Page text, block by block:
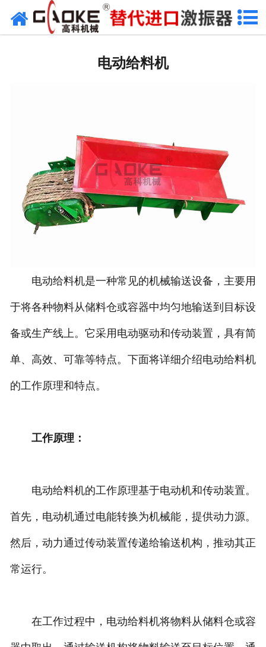
网站首页
筛分备件
电动给料机
电动给料机是一种常见的机械输送设备，主要用
于将各种物料从储料仓或容器中均匀地输送到目标设
备或生产线上。它采用电动驱动和传动装置，具有简
单、高效、可靠等特点。下面将详细介绍电动给料机
的工作原理和特点。
工作原理：
电动给料机的工作原理基于电动机和传动装置。
首先，电动机通过电能转换为机械能，提供动力源。
然后，动力通过传动装置传递给输送机构，推动其正
常运行。
在工作过程中，电动给料机将物料从储料仓或容